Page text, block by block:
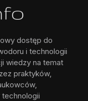
dostęp do
i technologii
wiedzy na temat
praktyków,